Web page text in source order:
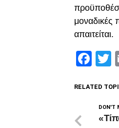
μοναδικές
απαιτείται.
RELATED
DON'T